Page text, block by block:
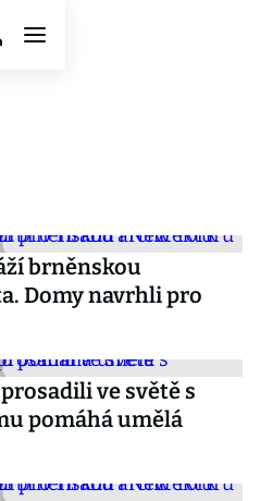
brněnskou
Domy navrhli pro
ve světě s
pomáhá umělá